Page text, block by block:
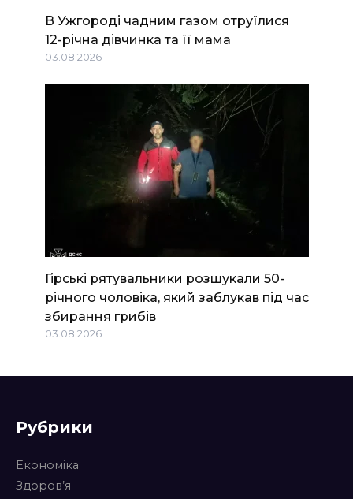
В Ужгороді чадним газом отруїлися
12-річна дівчинка та її мама
03.08.2026
Гірські рятувальники розшукали 50-
річного чоловіка, який заблукав під час
збирання грибів
03.08.2026
Рубрики
Економіка
Здоров’я